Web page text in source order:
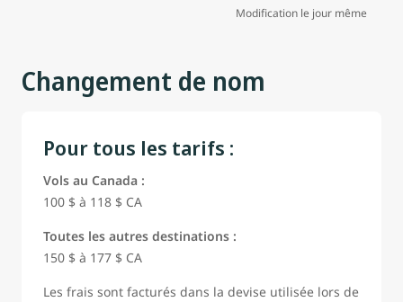
Modification le jour même
Changement de nom
Pour tous les tarifs :
Vols au Canada :
100 $ à 118 $ CA
Toutes les autres destinations :
150 $ à 177 $ CA
Les frais sont facturés dans la devise utilisée lors de